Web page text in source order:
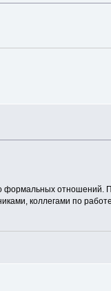
формальных
коллегами по